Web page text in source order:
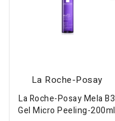
mais aussi de la lumière
bleue haute énergie
La Roche-Posay
La Roche-Posay Mela B3
Gel Micro Peeling-200ml